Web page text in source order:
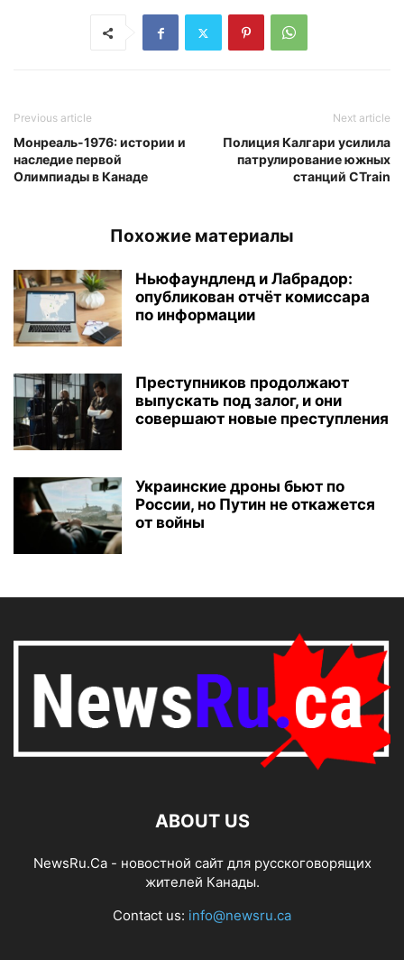
Previous article
Монреаль-1976: истории и
наследие первой
Олимпиады в Канаде
Next article
Полиция Калгари усилила
патрулирование южных
станций CTrain
Похожие материалы
Ньюфаундленд и Лабрадор:
опубликован отчёт комиссара
по информации
Преступников продолжают
выпускать под залог, и они
совершают новые преступления
Украинские дроны бьют по
России, но Путин не откажется
от войны
ABOUT US
NewsRu.Ca - новостной сайт для русскоговорящих
жителей Канады.
Contact us: info@newsru.ca